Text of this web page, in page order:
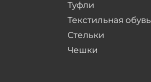
Туфли
Текстильная обувь
Стельки
Чешки